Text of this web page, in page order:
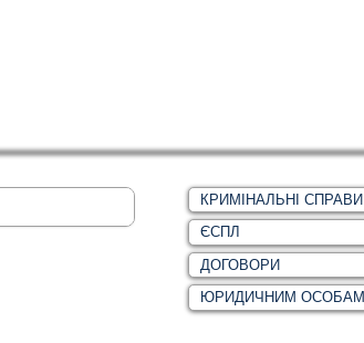
КРИМІНАЛЬНІ СПРАВИ
ЄСПЛ
ДОГОВОРИ
ЮРИДИЧНИМ ОСОБАМ